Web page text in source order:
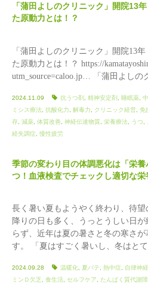
「蒲田よしのクリニック」開院13
た原動力とは！？
「蒲田よしのクリニック」開院13
た原動力とは！？ https://
utm_source=caloo.jp… 「蒲田よし
2024.11.09 抗うつ剤 精神安定剤 睡眠薬
ミシス療法 抗酸化力 解毒力 クリニック経営 免
存 減薬 体質改善 神経伝達物質 栄養療法 うつ
経失調症 慢性疲労
季節の変わり目の体調悪化は「栄
つ！血液検査でチェックし適切な栄
長く暑い夏もようやく終わり、待
降りの日も多く、うっとうしい日
らず、近年は夏の暑さと冬の寒さ
す。 「夏はすごく暑いし、冬はと
2024.09.28 温暖化, 夏バテ, 熱中症, 自律神
ミンＤ欠乏 , 食生活, セルフケア, たんぱく質代謝